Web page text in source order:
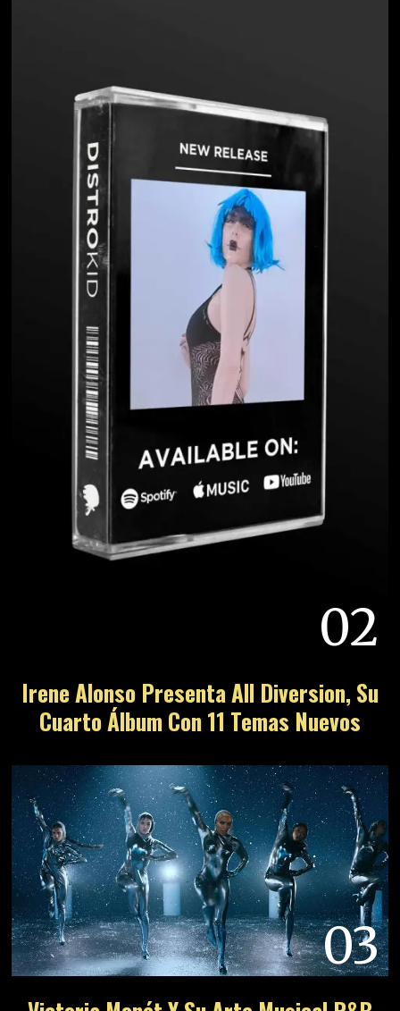
02
Irene Alonso Presenta All Diversion, Su
Cuarto Álbum Con 11 Temas Nuevos
03